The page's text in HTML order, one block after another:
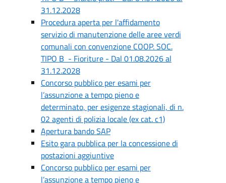
31.12.2028
Procedura aperta per l'affidamento
servizio di manutenzione delle aree verdi
comunali con convenzione COOP. SOC.
TIPO B - Fioriture - Dal 01.08.2026 al
31.12.2028
Concorso pubblico per esami per
l’assunzione a tempo pieno e
determinato, per esigenze stagionali, di n.
02 agenti di polizia locale (ex cat. c1)
Apertura bando SAP
Esito gara pubblica per la concessione di
postazioni aggiuntive
Concorso pubblico per esami per
l’assunzione a tempo pieno e